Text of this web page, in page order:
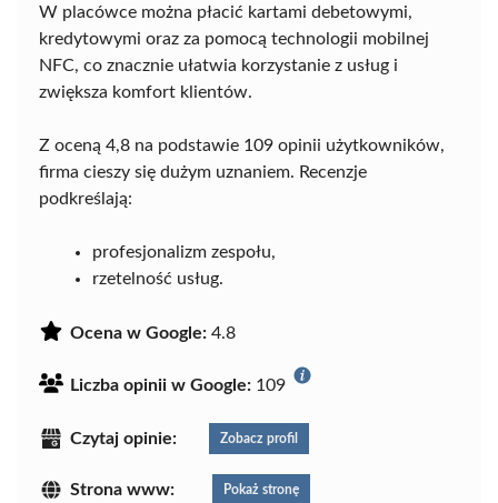
W placówce można płacić kartami debetowymi,
kredytowymi oraz za pomocą technologii mobilnej
NFC, co znacznie ułatwia korzystanie z usług i
zwiększa komfort klientów.
Z oceną 4,8 na podstawie 109 opinii użytkowników,
firma cieszy się dużym uznaniem. Recenzje
podkreślają:
profesjonalizm zespołu,
rzetelność usług.
Ocena w Google: 4.8
Liczba opinii w Google: 109
Czytaj opinie: Zobacz profil
Strona www: Pokaż stronę